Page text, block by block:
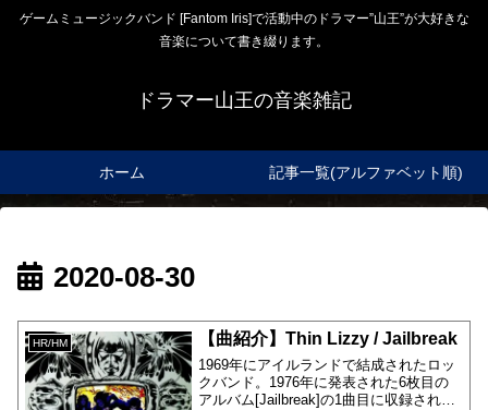
ゲームミュージックバンド [Fantom Iris]で活動中のドラマー”山王”が大好きな
音楽について書き綴ります。
ドラマー山王の音楽雑記
ホーム 記事一覧(アルファベット順)
2020-08-30
HR/HM 【曲紹介】Thin Lizzy / Jailbreak
1969年にアイルランドで結成されたロッ
クバンド。1976年に発表された6枚目の
アルバム[Jailbreak]の1曲目に収録されて